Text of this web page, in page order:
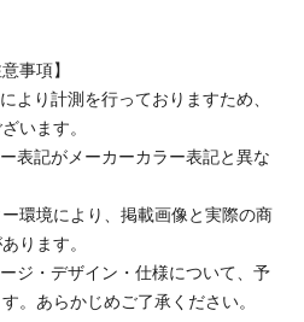
事項】
より計測を行っておりますため、
います。
表記がメーカーカラー表記と異な
環境により、掲載画像と実際の商
ります。
ジ・デザイン・仕様について、予
。あらかじめご了承ください。